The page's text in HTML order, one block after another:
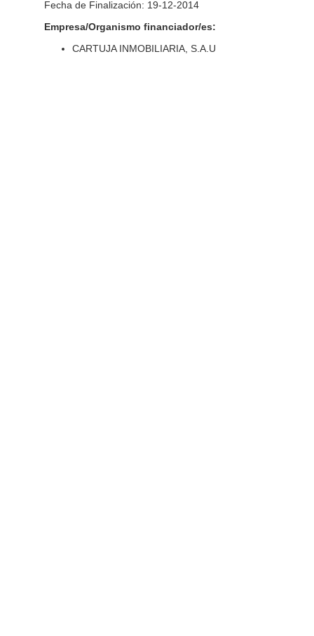
Fecha de Finalización: 19-12-2014
Empresa/Organismo financiador/es:
CARTUJA INMOBILIARIA, S.A.U